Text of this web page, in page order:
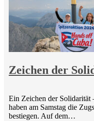
Zeichen der
Ein Zeichen der
haben am Samstag die
bestiegen. Auf dem…